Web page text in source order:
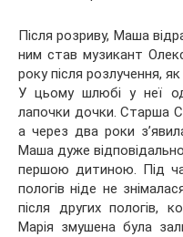
Після розриву, Маша
ним став музикант
року після розлучення,
У цьому шлюбі у неї
лапочки дочки. Старша
а через два роки
Маша дуже
першою дитиною. Під
пологів ніде не
після других пологів,
Марія змушена була